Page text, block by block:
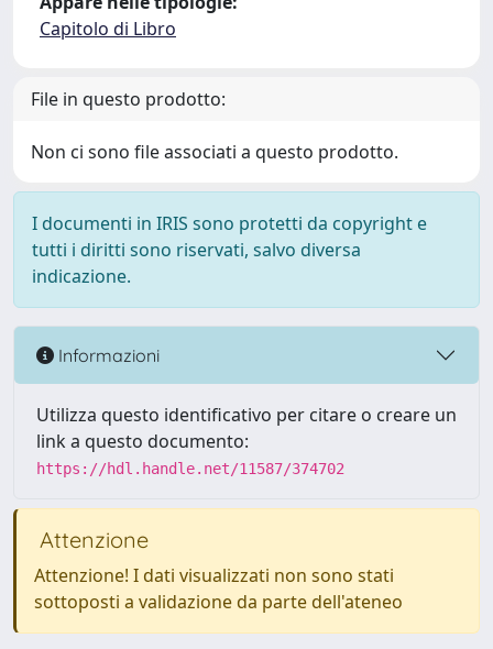
Capitolo di Libro
File in questo prodotto:
Non ci sono file associati a questo prodotto.
I documenti in IRIS sono protetti da copyright e
tutti i diritti sono riservati, salvo diversa
indicazione.
Informazioni
Utilizza questo identificativo per citare o creare un
link a questo documento:
https://hdl.handle.net/11587/374702
Attenzione
Attenzione! I dati visualizzati non sono stati
sottoposti a validazione da parte dell'ateneo